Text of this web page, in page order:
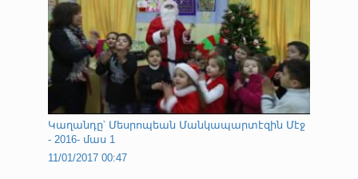
Կաղանդը՝ Մեսրոպեան Մանկապարտէզին Մէջ
- 2016- մաս 1
11/01/2017 00:47